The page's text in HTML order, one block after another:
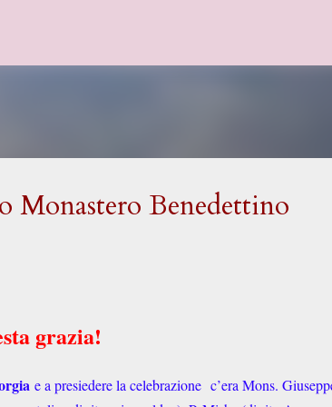
Monastero Benedettino
grazia!
e a presiedere la celebrazione c’era Mons.